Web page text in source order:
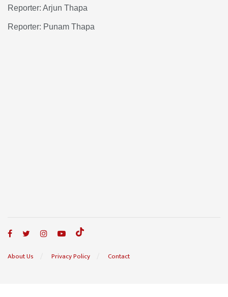
Reporter: Arjun Thapa
Reporter: Punam Thapa
About Us Privacy Policy Contact